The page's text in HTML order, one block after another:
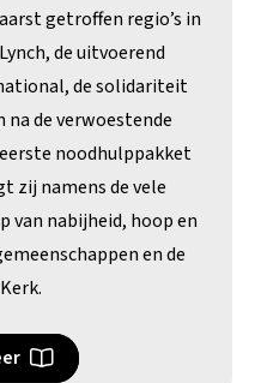
getroffen regio’s in
de uitvoerend
de solidariteit
na de verwoestende
noodhulppakket
zij namens de vele
van nabijheid, hoop en
en de